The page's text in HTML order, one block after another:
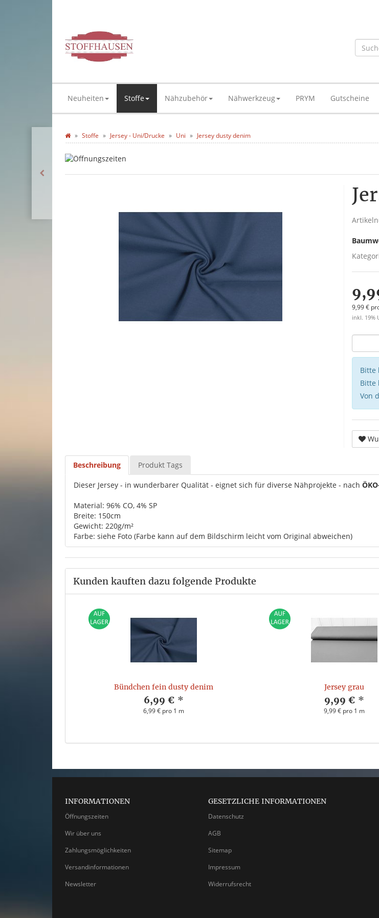
Neuheiten Stoffe Nähzubehör Nähwerkzeug PRYM Gutscheine
Stoffe Jersey - Uni/Drucke Uni Jersey dusty denim
9,99 €
inkl. 19%
Bitte
Bitte
Von
Beschreibung Produkt Tags
Dieser Jersey - in wunderbarer Qualität - eignet sich für diverse Nähprojekte - nach
Material: 96% CO, 4% SP
Breite: 150cm
Gewicht: 220g/m²
Farbe: siehe Foto (Farbe kann auf dem Bildschirm leicht vom Original abweichen)
Kunden kauften dazu folgende Produkte
Bündchen fein dusty denim
6,99 € *
6,99 € pro 1 m
Jersey grau
9,99 € *
9,99 € pro 1 m
INFORMATIONEN
Öffnungszeiten
Wir über uns
Zahlungsmöglichkeiten
Versandinformationen
Newsletter
GESETZLICHE INFORMATIONEN
Datenschutz
AGB
Sitemap
Impressum
Widerrufsrecht